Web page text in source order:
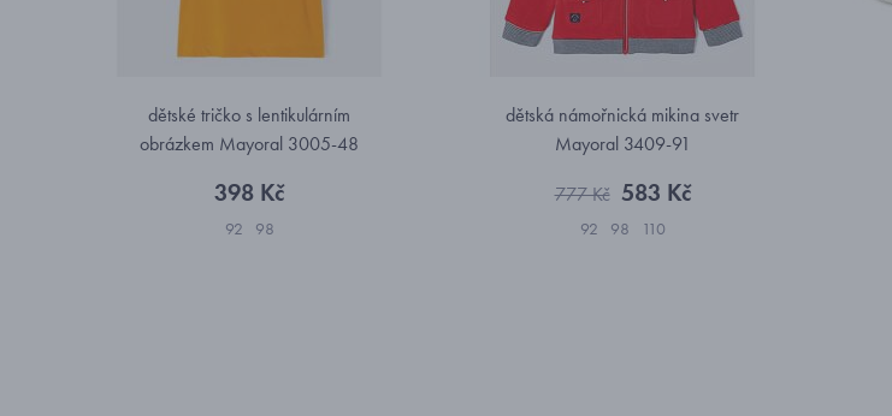
dětské tričko s lentikulárním
obrázkem Mayoral 3005-48
398 Kč
92 98
dětská námořnická mikina svetr
Mayoral 3409-91
777 Kč 583 Kč
92 98 110